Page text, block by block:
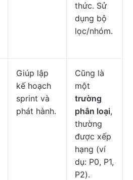
thức. Sử
dụng bộ
lọc/nhóm.
Giúp lập
kế hoạch
sprint và
phát hành.
Cũng là
một
trường
phân loại,
thường
được xếp
hạng (ví
dụ: P0, P1,
P2).